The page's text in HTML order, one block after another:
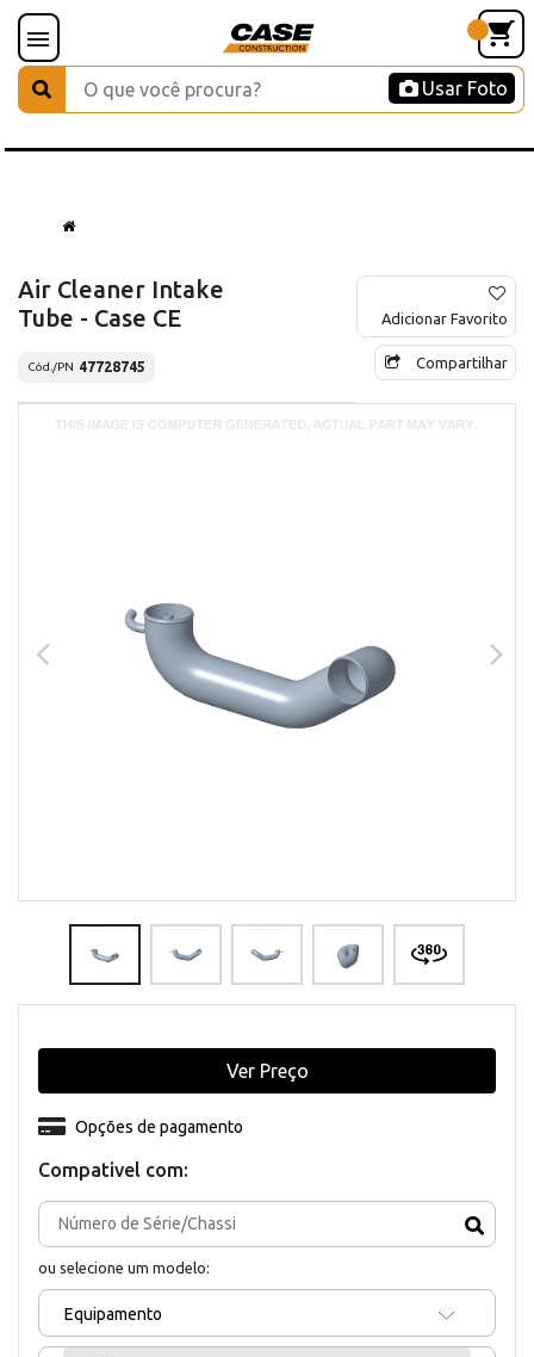
Usar Foto
Air Cleaner Intake
Tube - Case CE
Cód./PN 47728745
Adicionar Favorito
Compartilhar
Compativel com:
ou selecione um modelo:
Equipamento
Opções de pagamento
Ver Preço